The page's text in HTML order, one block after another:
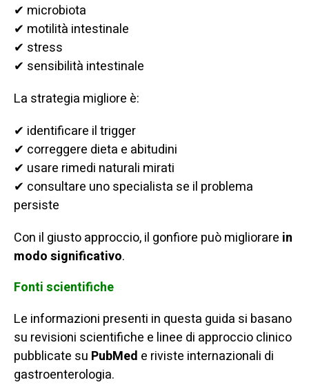
✔ microbiota
✔ motilità intestinale
✔ stress
✔ sensibilità intestinale
La strategia migliore è:
✔ identificare il trigger
✔ correggere dieta e abitudini
✔ usare rimedi naturali mirati
✔ consultare uno specialista se il problema
persiste
Con il giusto approccio, il gonfiore può migliorare in
modo significativo.
Fonti scientifiche
Le informazioni presenti in questa guida si basano
su revisioni scientifiche e linee di approccio clinico
pubblicate su PubMed e riviste internazionali di
gastroenterologia.